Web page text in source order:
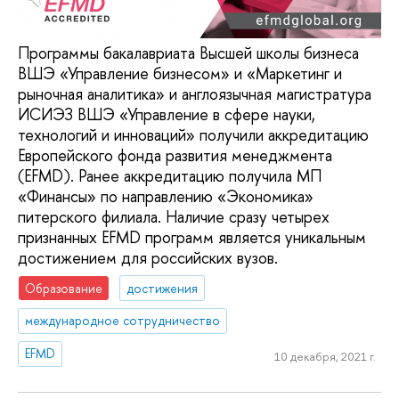
Программы бакалавриата Высшей школы бизнеса
ВШЭ «Управление бизнесом» и «Маркетинг и
рыночная аналитика» и англоязычная магистратура
ИСИЭЗ ВШЭ «Управление в сфере науки,
технологий и инноваций» получили аккредитацию
Европейского фонда развития менеджмента
(EFMD). Ранее аккредитацию получила МП
«Финансы» по направлению «Экономика»
питерского филиала. Наличие сразу четырех
признанных EFMD программ является уникальным
достижением для российских вузов.
Образование
достижения
международное сотрудничество
EFMD
10 декабря, 2021 г.